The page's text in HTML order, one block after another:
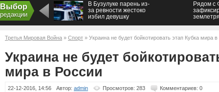
Выбор
редакции
В Бузулуке парень из-
за ревности жестоко
избил девушку
Рядом с
Третья Мировая Война » Спорт » Украина не будет бойкотировать этап Кубка мира
Украина не будет
мира в России
22-12-2016, 14:56 Автор: admin Просмотров: 283 Комментариев: 0